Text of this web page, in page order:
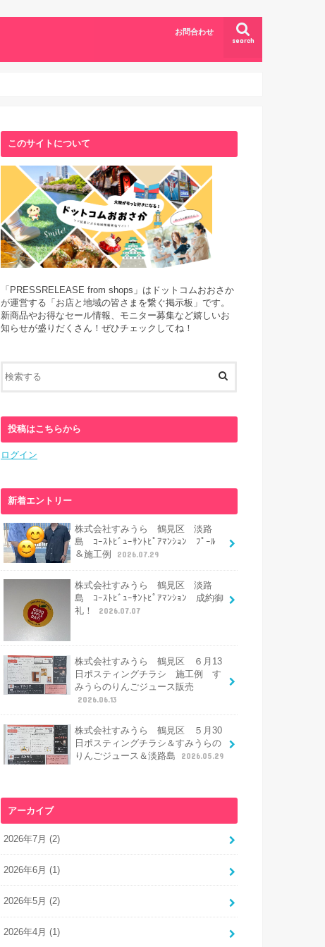
search
お問合わせ
このサイトについて
「PRESSRELEASE from shops」はドットコムおおさか
が運営する「お店と地域の皆さまを繋ぐ掲示板」です。
新商品やお得なセール情報、モニター募集など嬉しいお
知らせが盛りだくさん！ぜひチェックしてね！
投稿はこちらから
ログイン
新着エントリー
株式会社すみうら 鶴見区 淡路
島 ｺｰｽﾄﾋﾞｭｰｻﾝﾄﾋﾟｱﾏﾝｼｮﾝ ﾌﾟｰﾙ
＆施工例
2026.07.29
株式会社すみうら 鶴見区 淡路
島 ｺｰｽﾄﾋﾞｭｰｻﾝﾄﾋﾟｱﾏﾝｼｮﾝ 成約御
礼！
2026.07.07
株式会社すみうら 鶴見区 ６月13
日ポスティングチラシ 施工例 す
みうらのりんごジュース販売
2026.06.13
株式会社すみうら 鶴見区 ５月30
日ポスティングチラシ＆すみうらの
りんごジュース＆淡路島
2026.05.29
アーカイブ
2026年7月 (2)
2026年6月 (1)
2026年5月 (2)
2026年4月 (1)